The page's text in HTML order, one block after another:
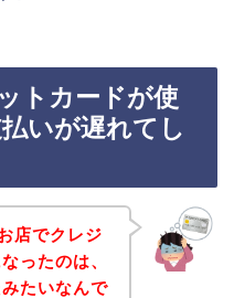
トカードが使
いが遅れてし
店でクレジ
ったのは、
たいなんで